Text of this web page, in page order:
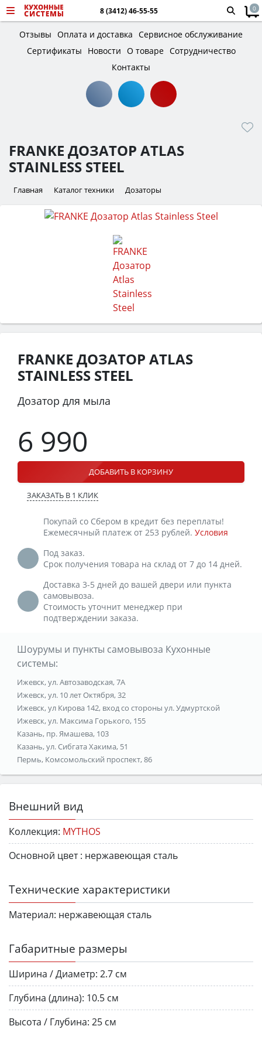
8 (3412) 46-55-55 0
Отзывы Оплата и доставка Сервисное обслуживание
Сертификаты
Новости О товаре Сотрудничество
Контакты
FRANKE ДОЗАТОР ATLAS
STAINLESS STEEL
Главная Каталог техники Дозаторы
FRANKE ДОЗАТОР ATLAS
STAINLESS STEEL
Дозатор для мыла
6 990
ДОБАВИТЬ В КОРЗИНУ
ЗАКАЗАТЬ В 1 КЛИК
Покупай со Сбером в кредит без переплаты!
Ежемесячный платеж от 253 рублей. Условия
Под заказ.
Срок получения товара на склад от 7 до 14 дней.
Доставка 3-5 дней до вашей двери или пункта
самовывоза.
Стоимость уточнит менеджер при
подтверждении заказа.
Шоурумы и пункты самовывоза Кухонные
системы:
Ижевск, ул. Автозаводская, 7А
Ижевск, ул. 10 лет Октября, 32
Ижевск, ул Кирова 142, вход со стороны ул. Удмуртской
Ижевск, ул. Максима Горького, 155
Казань, пр. Ямашева, 103
Казань, ул. Сибгата Хакима, 51
Пермь, Комсомольский проспект, 86
Внешний вид
Коллекция: MYTHOS
Основной цвет : нержавеющая сталь
Технические характеристики
Материал: нержавеющая сталь
Габаритные размеры
Ширина / Диаметр: 2.7 см
Глубина (длина): 10.5 см
Высота / Глубина: 25 см